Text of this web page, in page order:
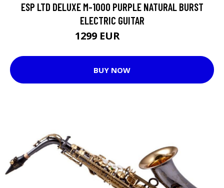
ESP LTD DELUXE M-1000 PURPLE NATURAL BURST
ELECTRIC GUITAR
1299 EUR
BUY NOW